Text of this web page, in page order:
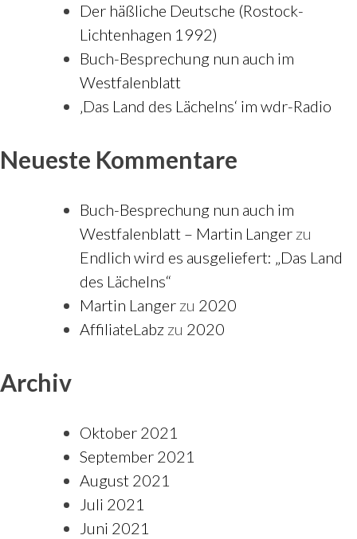
Der häßliche Deutsche (Rostock-
Lichtenhagen 1992)
Buch-Besprechung nun auch im
Westfalenblatt
‚Das Land des Lächelns‘ im wdr-Radio
Neueste Kommentare
Buch-Besprechung nun auch im
Westfalenblatt – Martin Langer zu
Endlich wird es ausgeliefert: „Das Land
des Lächelns“
Martin Langer zu 2020
AffiliateLabz zu 2020
Archiv
Oktober 2021
September 2021
August 2021
Juli 2021
Juni 2021